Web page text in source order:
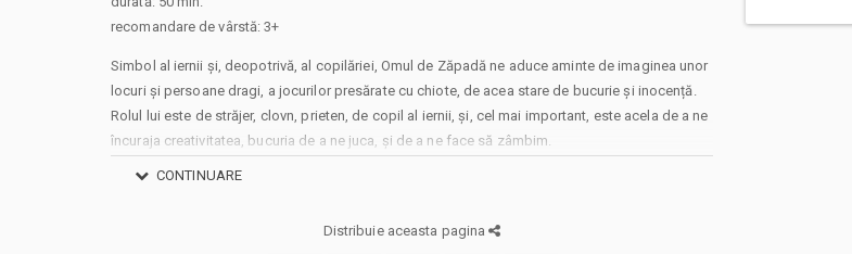
recomandare de vârstă: 3+
Simbol al iernii și, deopotrivă, al copilăriei, Omul de Zăpadă ne aduce aminte de imaginea unor
locuri și persoane dragi, a jocurilor presărate cu chiote, de acea stare de bucurie și inocență.
Rolul lui este de străjer, clovn, prieten, de copil al iernii, și, cel mai important, este acela de a ne
încuraja creativitatea, bucuria de a ne juca, și de a ne face să zâmbim.
CONTINUARE
Distribuie aceasta pagina